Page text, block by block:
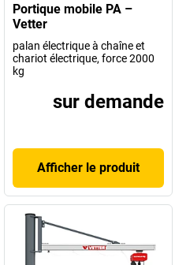
Portique mobile PA –
Vetter
palan électrique à chaîne et
chariot électrique, force 2000
kg
sur demande
Afficher le produit